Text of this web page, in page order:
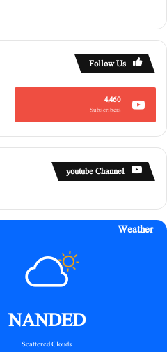
Follow Us
4,460
Subscribers
youtube Channel
Weather
NANDED
Scattered Clouds